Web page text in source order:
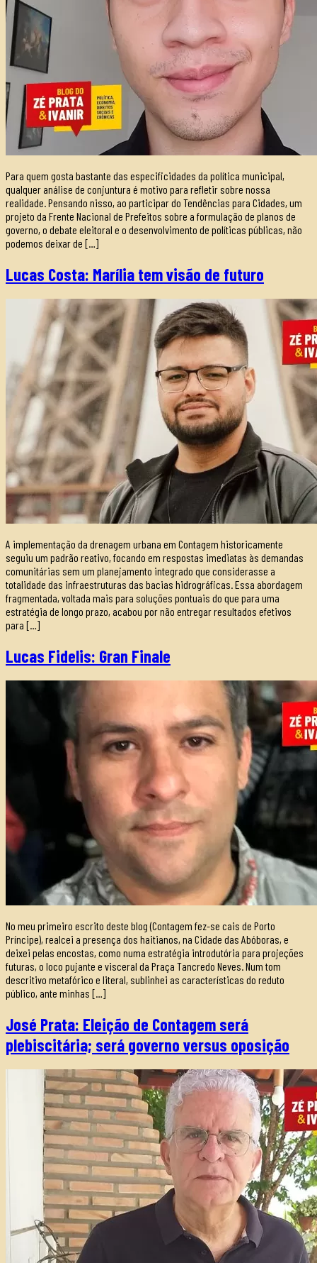
Para quem gosta bastante das especificidades da política municipal,
qualquer análise de conjuntura é motivo para refletir sobre nossa
realidade. Pensando nisso, ao participar do Tendências para Cidades, um
projeto da Frente Nacional de Prefeitos sobre a formulação de planos de
governo, o debate eleitoral e o desenvolvimento de políticas públicas, não
podemos deixar de […]
Lucas Costa: Marília tem visão de futuro
A implementação da drenagem urbana em Contagem historicamente
seguiu um padrão reativo, focando em respostas imediatas às demandas
comunitárias sem um planejamento integrado que considerasse a
totalidade das infraestruturas das bacias hidrográficas. Essa abordagem
fragmentada, voltada mais para soluções pontuais do que para uma
estratégia de longo prazo, acabou por não entregar resultados efetivos
para […]
Lucas Fidelis: Gran Finale
No meu primeiro escrito deste blog (Contagem fez-se cais de Porto
Príncipe), realcei a presença dos haitianos, na Cidade das Abóboras, e
deixei pelas encostas, como numa estratégia introdutória para projeções
futuras, o loco pujante e visceral da Praça Tancredo Neves. Num tom
descritivo metafórico e literal, sublinhei as características do reduto
público, ante minhas […]
José Prata: Eleição de Contagem será
plebiscitária; será governo versus oposição